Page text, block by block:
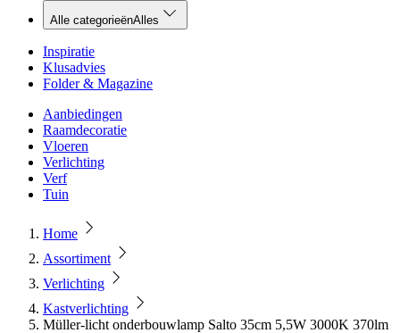
Alle categorieënAlles
Inspiratie
Klusadvies
Folder & Magazine
Aanbiedingen
Raamdecoratie
Vloeren
Verlichting
Verf
Tuin
Home
Assortiment
Verlichting
Kastverlichting
Müller-licht onderbouwlamp Salto 35cm 5,5W 3000K 370lm